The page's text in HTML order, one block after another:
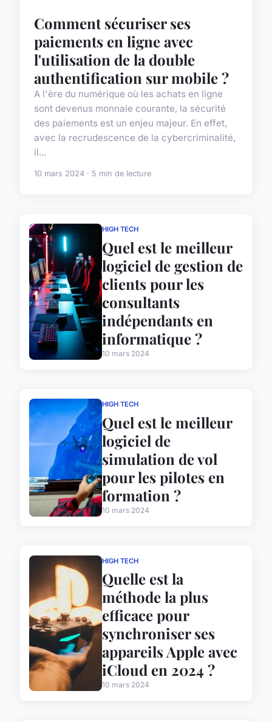
Comment sécuriser ses
paiements en ligne avec
l'utilisation de la double
authentification sur mobile ?
A l'ère du numérique où les achats en ligne
sont devenus monnaie courante, la sécurité
des paiements est un enjeu majeur. En effet,
avec la recrudescence de la cybercriminalité,
il...
10 mars 2024 · 5 min de lecture
HIGH TECH
Quel est le meilleur
logiciel de gestion de
clients pour les
consultants
indépendants en
informatique ?
10 mars 2024
HIGH TECH
Quel est le meilleur
logiciel de
simulation de vol
pour les pilotes en
formation ?
10 mars 2024
HIGH TECH
Quelle est la
méthode la plus
efficace pour
synchroniser ses
appareils Apple avec
iCloud en 2024 ?
10 mars 2024